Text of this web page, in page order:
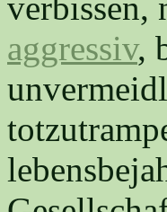
verbissen,
aggressiv,